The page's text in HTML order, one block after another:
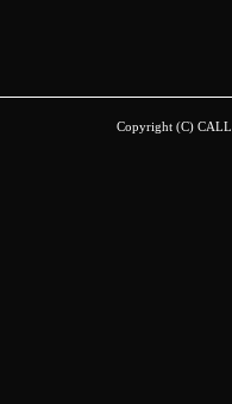
Copyright (C)